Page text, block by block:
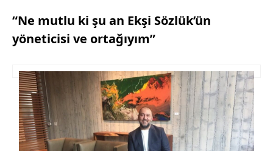
“Ne mutlu ki şu an Ekşi Sözlük’ün
yöneticisi ve ortağıyım”